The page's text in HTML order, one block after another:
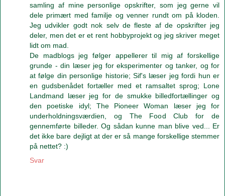
samling af mine personlige opskrifter, som jeg gerne vil
dele primært med familje og venner rundt om på kloden.
Jeg udvikler godt nok selv de fleste af de opskrifter jeg
deler, men det er et rent hobbyprojekt og jeg skriver meget
lidt om mad.
De madblogs jeg følger appellerer til mig af forskellige
grunde - din læser jeg for eksperimenter og tanker, og for
at følge din personlige historie; Sif's læser jeg fordi hun er
en gudsbenådet fortæller med et ramsaltet sprog; Lone
Landmand læser jeg for de smukke billedfortællinger og
den poetiske idyl; The Pioneer Woman læser jeg for
underholdningsværdien, og The Food Club for de
gennemførte billeder. Og sådan kunne man blive ved... Er
det ikke bare dejligt at der er så mange forskellige stemmer
på nettet? :)
Svar